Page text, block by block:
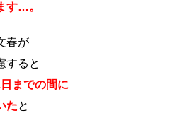
す…。
春が
すると
までの間に
たと